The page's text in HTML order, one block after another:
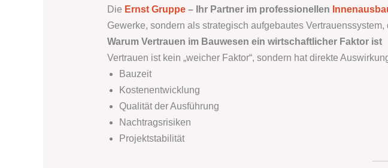
Die Ernst Gruppe– Ihr Partner im professionellen
Gewerke, sondern als strategisch aufgebautes
Warum Vertrauen im Bauwesen ein wirtschaftlicher Faktor ist
Vertrauen ist kein „weicher Faktor“, sondern hat direkte
Bauzeit
Kostenentwicklung
Qualität der Ausführung
Nachtragsrisiken
Projektstabilität